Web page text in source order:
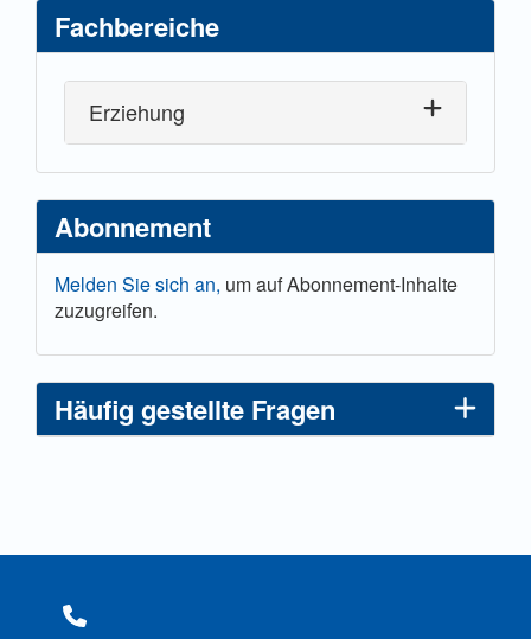
Fachbereiche
Erziehung
Abonnement
Melden Sie sich an, um auf Abonnement-Inhalte
zuzugreifen.
Häufig gestellte Fragen